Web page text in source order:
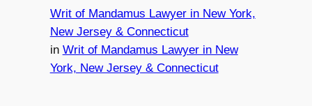
Writ of Mandamus Lawyer in New York,
New Jersey & Connecticut
in Writ of Mandamus Lawyer in New
York, New Jersey & Connecticut